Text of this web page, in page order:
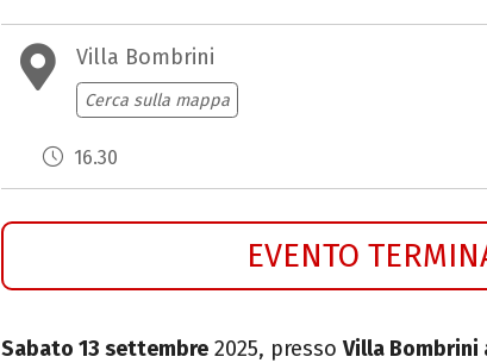
Villa Bombrini
Cerca sulla mappa
16.30
EVENTO
Sabato 13 settembre 2025, presso Villa Bombrini